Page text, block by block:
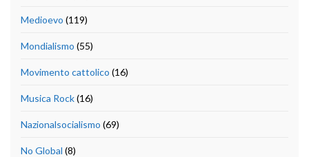
Medioevo (119)
Mondialismo (55)
Movimento cattolico (16)
Musica Rock(16)
Nazionalsocialismo (69)
No Global (8)